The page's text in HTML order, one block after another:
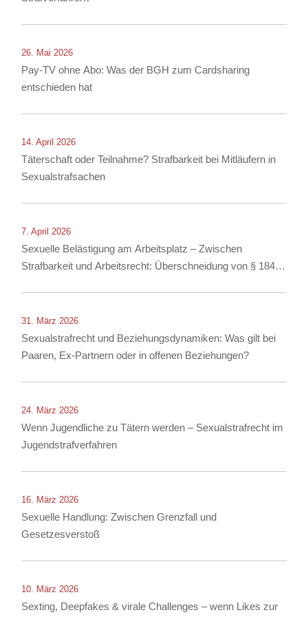
26. Mai 2026
Pay-TV ohne Abo: Was der BGH zum Cardsharing
entschieden hat
14. April 2026
Täterschaft oder Teilnahme? Strafbarkeit bei Mitläufern in
Sexualstrafsachen
7. April 2026
Sexuelle Belästigung am Arbeitsplatz – Zwischen
Strafbarkeit und Arbeitsrecht: Überschneidung von § 184i
31. März 2026
Sexualstrafrecht und Beziehungsdynamiken: Was gilt bei
Paaren, Ex-Partnern oder in offenen Beziehungen?
24. März 2026
Wenn Jugendliche zu Tätern werden – Sexualstrafrecht im
Jugendstrafverfahren
16. März 2026
Sexuelle Handlung: Zwischen Grenzfall und
Gesetzesverstoß
10. März 2026
Sexting, Deepfakes & virale Challenges – wenn Likes zur